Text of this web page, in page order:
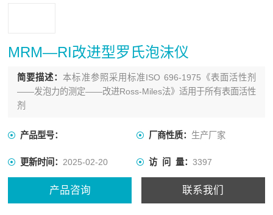
MRM—RI改进型罗氏泡沫仪
简要描述：本标准参照采用标准ISO 696-1975《表面活性剂
——发泡力的测定——改进Ross-Miles法》适用于所有表面活性
剂
产品型号： 厂商性质： 生产厂家
更新时间：2025-02-20 访 问 量： 3397
产品咨询 联系我们